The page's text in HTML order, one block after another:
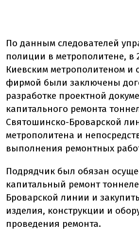
По данным следователей
полиции в метрополитене, в
Киевским метрополитеном и
фирмой были заключены
разработке проектной
капитального ремонта
Святошинско-Броварской
метрополитена и
выполнения ремонтных
Подрядчик был обязан
капитальный ремонт
Броварской линии и
изделия, конструкции и
проведения ремонта.